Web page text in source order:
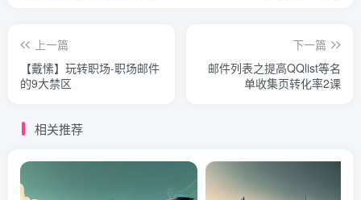
上一篇
【戴愫】玩转职场-职场邮件
的9大禁区
下一篇
邮件列表之提高QQlist等名
单收集页转化率2课
相关推荐